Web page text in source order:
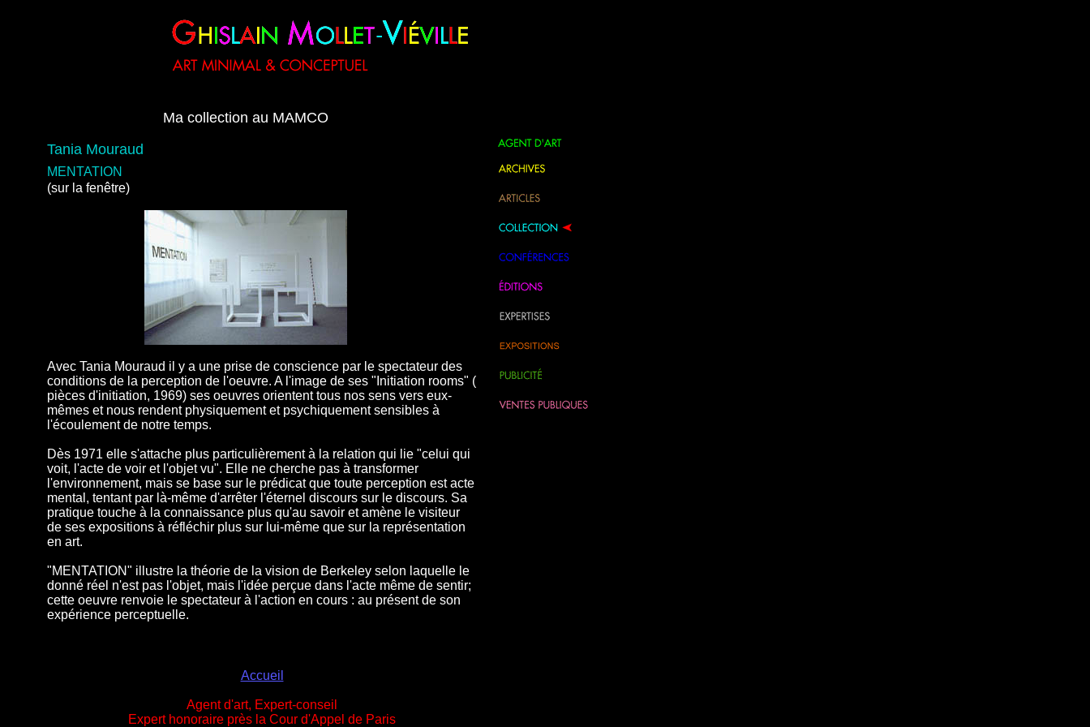
Ma collection au MAMCO
Tania Mouraud
MENTATION
(sur la fenêtre)
Avec Tania Mouraud il y a une prise de conscience par le spectateur des
conditions de la perception de l'oeuvre. A l'image de ses "Initiation rooms" (
pièces d'initiation, 1969) ses oeuvres orientent tous nos sens vers eux-
mêmes et nous rendent physiquement et psychiquement sensibles à
l'écoulement de notre temps.
Dès 1971 elle s'attache plus particulièrement à la relation qui lie "celui qui
voit, l'acte de voir et l'objet vu". Elle ne cherche pas à transformer
l'environnement, mais se base sur le prédicat que toute perception est acte
mental, tentant par là-même d'arrêter l'éternel discours sur le discours. Sa
pratique touche à la connaissance plus qu'au savoir et amène le visiteur
de ses expositions à réfléchir plus sur lui-même que sur la représentation
en art.
"MENTATION" illustre la théorie de la vision de Berkeley selon laquelle le
donné réel n'est pas l'objet, mais l'idée perçue dans l'acte même de sentir;
cette oeuvre renvoie le spectateur à l'action en cours : au présent de son
expérience perceptuelle.
Accueil
Agent d'art, Expert-conseil
Expert honoraire près la Cour d'Appel de Paris